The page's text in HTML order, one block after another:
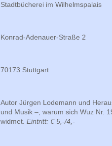
Stadtbücherei im Wilhelmspalais
Konrad-Adenauer-Straße 2
70173 Stuttgart
Autor Jürgen Lodemann und
und Musik –, warum sich Wuz Nr.
widmet. Eintritt: € 5,-/4,-